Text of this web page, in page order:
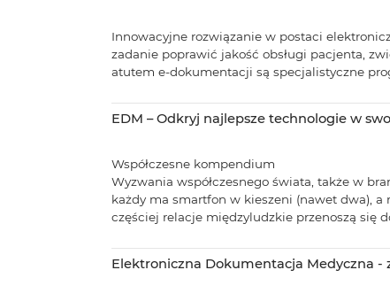
Innowacyjne rozwiązanie w postaci
zadanie poprawić jakość obsługi pacjenta,
atutem e-dokumentacji są specjalistyczne
EDM – Odkryj najlepsze technologie w
Współczesne kompendium
Wyzwania współczesnego świata, także w
każdy ma smartfon w kieszeni (nawet dwa), a
częściej relacje międzyludzkie przenoszą się
Elektroniczna Dokumentacja Medyczna -